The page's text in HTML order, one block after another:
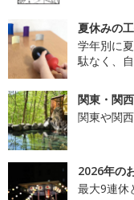
夏休みの
学年別に
駄なく、
関東・関
関東や関
2026年の
最大9連休